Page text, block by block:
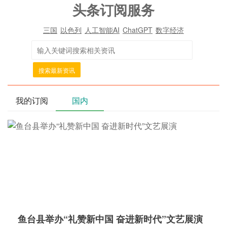
头条订阅服务
三国 以色列 人工智能AI ChatGPT 数字经济
搜索最新资讯
我的订阅 国内
鱼台县举办“礼赞新中国 奋进新时代”文艺展演